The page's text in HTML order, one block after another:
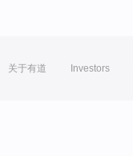
关于有道 Investors